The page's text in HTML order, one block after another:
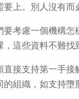
上。別人沒有而
考慮一個機構
這些資料不難找
接支持第一手
組織，如支持墮